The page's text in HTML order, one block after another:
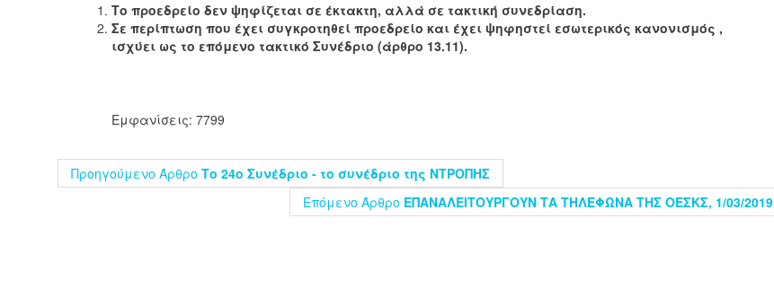
Το προεδρείο δεν ψηφίζεται σε έκτακτη, αλλά σε τακτική συνεδρίαση.
Σε περίπτωση που έχει συγκροτηθεί προεδρείο και έχει ψηφηστεί εσωτερικός κανονισμός ,
ισχύει ως το επόμενο τακτικό Συνέδριο (άρθρο 13.11).
Εμφανίσεις: 7799
Προηγούμενο Άρθρο Το 24ο Συνέδριο - το συνέδριο της ΝΤΡΟΠΗΣ
Επόμενο Άρθρο ΕΠΑΝΑΛΕΙΤΟΥΡΓΟΥΝ ΤΑ ΤΗΛΕΦΩΝΑ ΤΗΣ ΟΕΣΚΣ, 1/03/2019